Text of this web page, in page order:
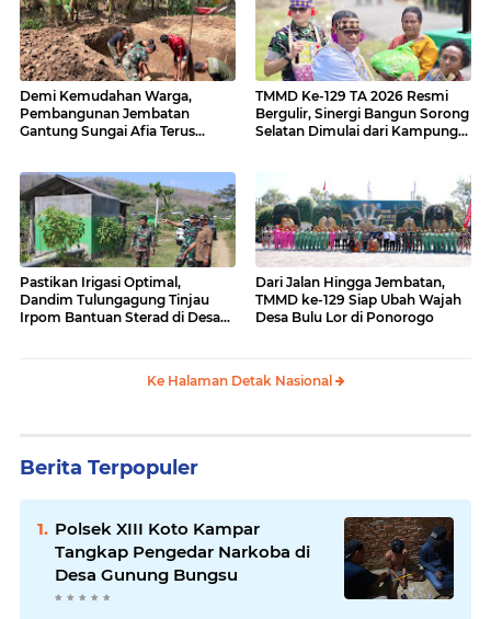
Demi Kemudahan Warga,
Pembangunan Jembatan
Gantung Sungai Afia Terus
TMMD Ke-129 TA 2026 Resmi
Bergulir, Sinergi Bangun Sorong
Selatan Dimulai dari Kampung
Pastikan Irigasi Optimal,
Dandim Tulungagung Tinjau
Irpom Bantuan Sterad di Desa
Dari Jalan Hingga Jembatan,
TMMD ke-129 Siap Ubah Wajah
Desa Bulu Lor di Ponorogo
Ke Halaman Detak Nasional
Berita Terpopuler
Polsek XIII Koto Kampar
Tangkap Pengedar Narkoba di
Desa Gunung Bungsu